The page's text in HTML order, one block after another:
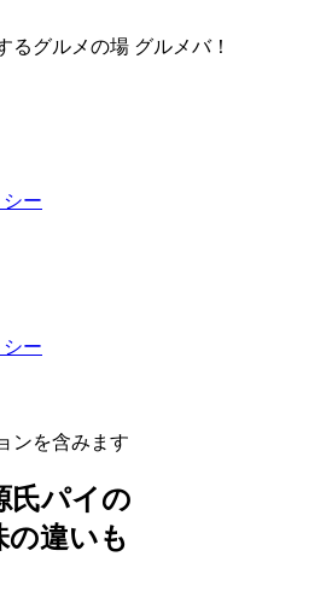
るグルメの場 グルメバ！
ー
ー
ンを含みます
氏パイの
の違いも